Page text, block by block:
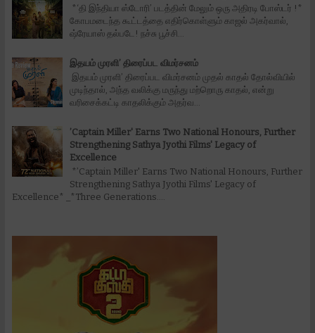
*‘தி இந்தியா ஸ்டோரி’ படத்தின் மேலும் ஒரு அதிரடி போஸ்டர் !*
கோபமடைந்த கூட்டத்தை எதிர்கொள்ளும் காஜல் அகர்வால்,
ஷ்ரேயாஸ் தல்படே! நச்சு பூச்சி...
இதயம் முரளி’ திரைப்பட விமர்சனம்
இதயம் முரளி’ திரைப்பட விமர்சனம் முதல் காதல் தோல்வியில்
முடிந்தால், அந்த வலிக்கு மருந்து மற்றொரு காதல், என்று
வரிசைக்கட்டி காதலிக்கும் அதர்வ...
’Captain Miller' Earns Two National Honours, Further
Strengthening Sathya Jyothi Films' Legacy of
Excellence
*’Captain Miller' Earns Two National Honours, Further
Strengthening Sathya Jyothi Films' Legacy of
Excellence* _*Three Generations....